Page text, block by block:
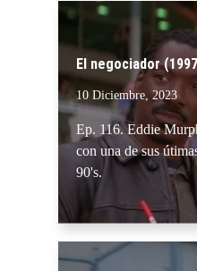
El negociador
10 Diciembre, 2023
Ep. 116. Eddie
con una de sus
90's.